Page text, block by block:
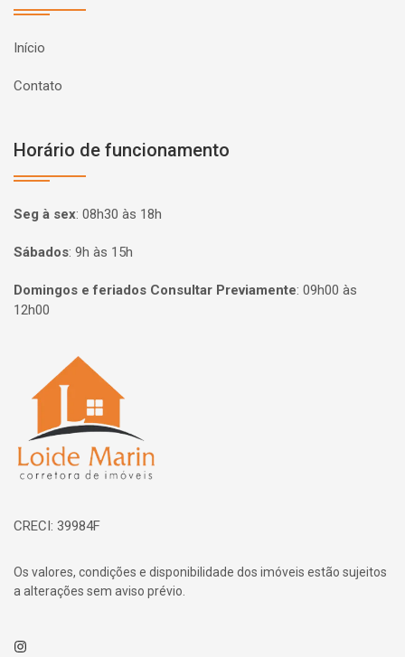
Início
Contato
Horário de funcionamento
Seg à sex: 08h30 às 18h
Sábados: 9h às 15h
Domingos e feriados Consultar Previamente: 09h00 às
12h00
Página inicial
CRECI: 39984F
Os valores, condições e disponibilidade dos imóveis estão sujeitos
a alterações sem aviso prévio.
Instagram